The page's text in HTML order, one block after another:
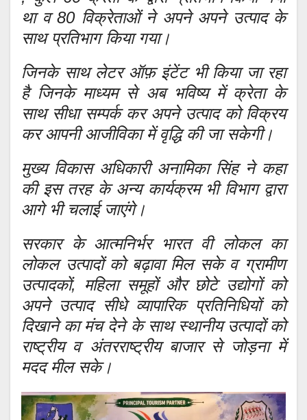
था व 80 विक्रेताओं ने अपने अपने उत्पाद के
साथ प्रतिभाग किया गया।
जिनके साथ लेटर ऑफ़ इंटेंट भी किया जा रहा
है जिनके माध्यम से अब भविष्य में क्रेता के
साथ सीधा सम्पर्क कर अपने उत्पाद को विक्रय
कर आपनी आजीविका में वृद्धि की जा सकेगी।
मुख्य विकास अधिकारी अनामिका सिंह ने कहा
की इस तरह के अन्य कार्यक्रम भी विभाग द्वारा
आगे भी चलाई जाएंगे।
सरकार के आत्मनिर्भर भारत वी लोकल का
लोकल उत्पादों को बढ़ावा मिल सके व ग्रामीण
उत्पादकों, महिला समूहों और छोटे उद्योगों को
अपने उत्पाद सीधे व्यापारिक प्रतिनिधियों को
दिखाने का मंच देने के साथ स्थानीय उत्पादों को
राष्ट्रीय व अंतरराष्ट्रीय बाजार से जोड़ना में
मदद मील सके।